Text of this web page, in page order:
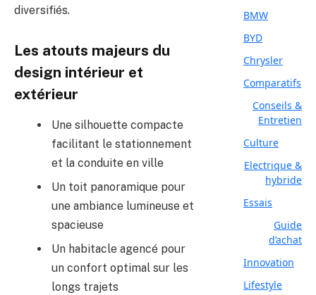
diversifiés.
Les atouts majeurs du
design intérieur et
extérieur
Une silhouette compacte
facilitant le stationnement
et la conduite en ville
Un toit panoramique pour
une ambiance lumineuse et
spacieuse
Un habitacle agencé pour
un confort optimal sur les
longs trajets
BMW
BYD
Chrysler
Comparatifs
Conseils &
Entretien
Culture
Electrique &
hybride
Essais
Guide
d’achat
Innovation
Lifestyle